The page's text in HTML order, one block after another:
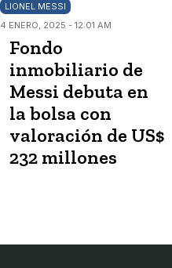
LIONEL MESSI
4 ENERO, 2025 - 12:01 AM
Fondo
inmobiliario de
Messi debuta en
la bolsa con
valoración de US$
232 millones